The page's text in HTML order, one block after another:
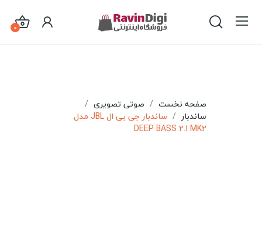
0
صفحه نخست
صوتی تصویری
ساندبار
ساندبار جی بی ال JBL مدل
DEEP BASS 2.1 MK2